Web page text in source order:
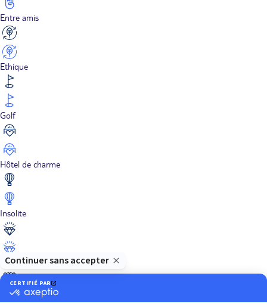
Entre amis
Ethique
Golf
Hôtel de charme
Insolite
Luxe